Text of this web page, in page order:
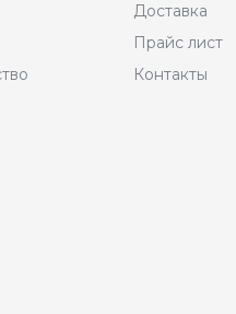
Доставка
Прайс лист
Контакты